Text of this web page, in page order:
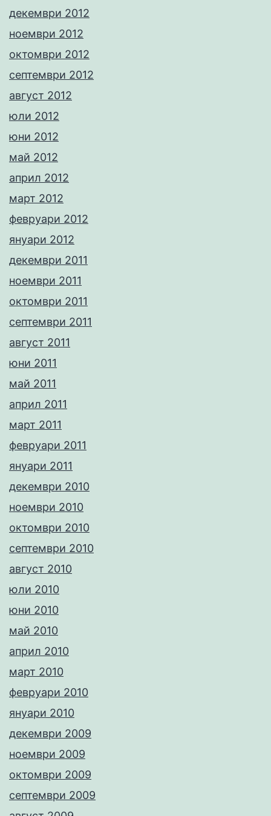
декември 2012
ноември 2012
октомври 2012
септември 2012
август 2012
юли 2012
юни 2012
май 2012
април 2012
март 2012
февруари 2012
януари 2012
декември 2011
ноември 2011
октомври 2011
септември 2011
август 2011
юни 2011
май 2011
април 2011
март 2011
февруари 2011
януари 2011
декември 2010
ноември 2010
октомври 2010
септември 2010
август 2010
юли 2010
юни 2010
май 2010
април 2010
март 2010
февруари 2010
януари 2010
декември 2009
ноември 2009
октомври 2009
септември 2009